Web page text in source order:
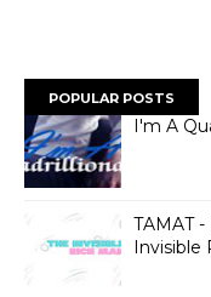
POPULAR POSTS
I'm A
TAMAT -
Invisible